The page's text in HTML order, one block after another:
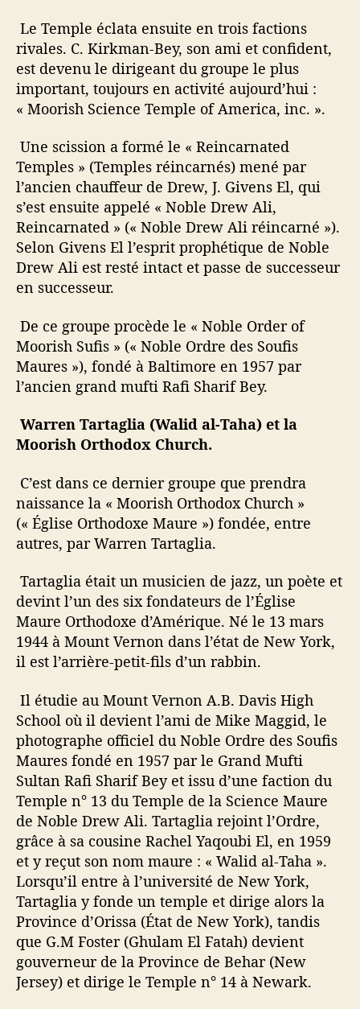
Le Temple éclata ensuite en trois factions
rivales. C. Kirkman-Bey, son ami et confident,
est devenu le dirigeant du groupe le plus
important, toujours en activité aujourd’hui :
« Moorish Science Temple of America, inc. ».
Une scission a formé le « Reincarnated
Temples » (Temples réincarnés) mené par
l’ancien chauffeur de Drew, J. Givens El, qui
s’est ensuite appelé « Noble Drew Ali,
Reincarnated » (« Noble Drew Ali réincarné »).
Selon Givens El l’esprit prophétique de Noble
Drew Ali est resté intact et passe de successeur
en successeur.
De ce groupe procède le « Noble Order of
Moorish Sufis » (« Noble Ordre des Soufis
Maures »), fondé à Baltimore en 1957 par
l’ancien grand mufti Rafi Sharif Bey.
Warren Tartaglia (Walid al-Taha) et la
Moorish Orthodox Church.
C’est dans ce dernier groupe que prendra
naissance la « Moorish Orthodox Church »
(« Église Orthodoxe Maure ») fondée, entre
autres, par Warren Tartaglia.
Tartaglia était un musicien de jazz, un poète et
devint l’un des six fondateurs de l’Église
Maure Orthodoxe d’Amérique. Né le 13 mars
1944 à Mount Vernon dans l’état de New York,
il est l’arrière-petit-fils d’un rabbin.
Il étudie au Mount Vernon A.B. Davis High
School où il devient l’ami de Mike Maggid, le
photographe officiel du Noble Ordre des Soufis
Maures fondé en 1957 par le Grand Mufti
Sultan Rafi Sharif Bey et issu d’une faction du
Temple n° 13 du Temple de la Science Maure
de Noble Drew Ali. Tartaglia rejoint l’Ordre,
grâce à sa cousine Rachel Yaqoubi El, en 1959
et y reçut son nom maure : « Walid al-Taha ».
Lorsqu’il entre à l’université de New York,
Tartaglia y fonde un temple et dirige alors la
Province d’Orissa (État de New York), tandis
que G.M Foster (Ghulam El Fatah) devient
gouverneur de la Province de Behar (New
Jersey) et dirige le Temple n° 14 à Newark.